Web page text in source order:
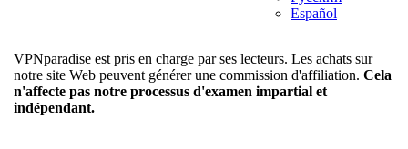
Español
VPNparadise est pris en charge par ses lecteurs. Les achats sur
notre site Web peuvent générer une commission d'affiliation. Cela
n'affecte pas notre processus d'examen impartial et
indépendant.